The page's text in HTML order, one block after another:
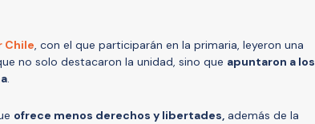
Chile, con el que participarán en la primaria, leyeron una
no solo destacaron la unidad, sino que apuntaron a los
.
ofrece menos derechos y libertades, además de la